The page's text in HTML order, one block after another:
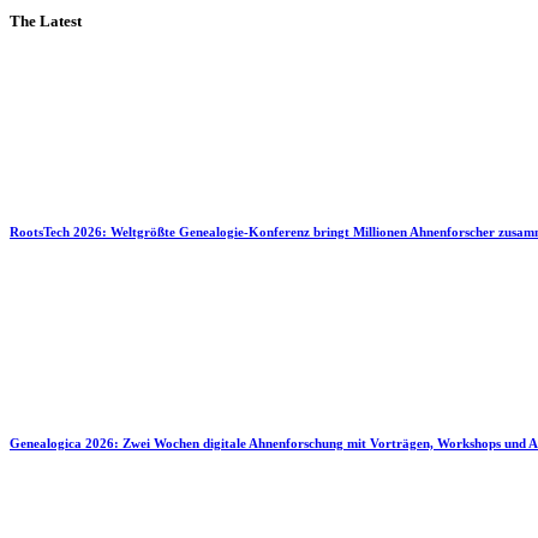
The Latest
RootsTech 2026: Weltgrößte Genealogie-Konferenz bringt Millionen Ahnenforscher
Genealogica 2026: Zwei Wochen digitale Ahnenforschung mit Vorträgen, Workshops und